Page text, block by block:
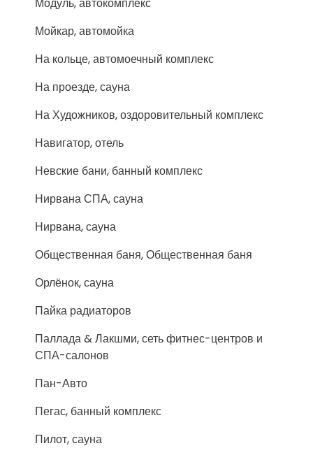
Мойкар, автомойка
На кольце, автомоечный комплекс
На проезде, сауна
На Художников, оздоровительный комплекс
Навигатор, отель
Невские бани, банный комплекс
Нирвана СПА, сауна
Нирвана, сауна
Общественная баня, Общественная баня
Орлёнок, сауна
Пайка радиаторов
Паллада & Лакшми, сеть фитнес-центров и
СПА-салонов
Пан-Авто
Пегас, банный комплекс
Пилот, сауна